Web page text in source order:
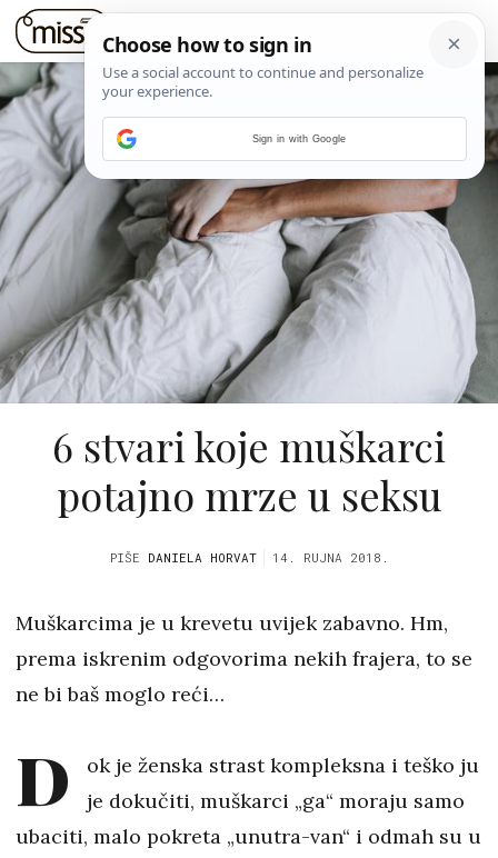
6 stvari koje muškarci
potajno mrze u seksu
PIŠE DANIELA HORVAT 14. RUJNA 2018.
Muškarcima je u krevetu uvijek zabavno. Hm,
prema iskrenim odgovorima nekih frajera, to se
ne bi baš moglo reći…
D
ok je ženska strast kompleksna i teško ju
je dokučiti, muškarci „ga“ moraju samo
ubaciti, malo pokreta „unutra-van“ i odmah su u
Sign in with Google